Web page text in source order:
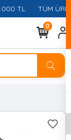
TL TÜM
0